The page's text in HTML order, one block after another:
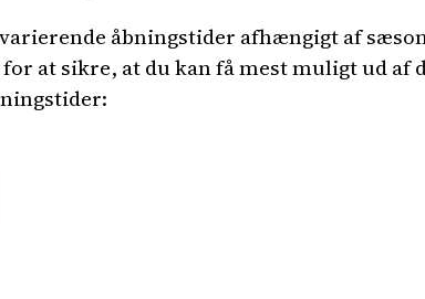
åbningstider afhængigt af
at sikre, at du kan få mest muligt ud af